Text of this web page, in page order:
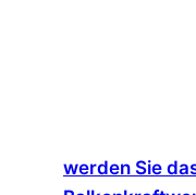
werden Sie